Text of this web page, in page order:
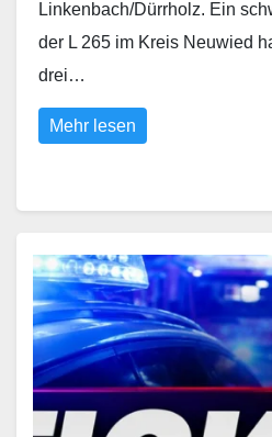
Linkenbach/Dürrholz. Ein
der L 265 im Kreis Neuwied
drei…
Mehr lesen